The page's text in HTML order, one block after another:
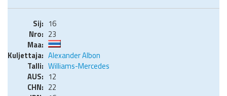
16
23
Alexander Albon
Williams-Mercedes
12
22